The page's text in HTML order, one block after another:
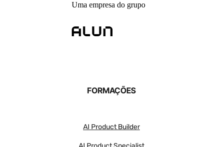
Uma empresa do grupo
FORMAÇÕES
AI Product Builder